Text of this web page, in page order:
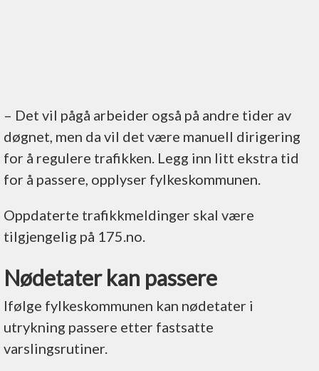
– Det vil pågå arbeider også på andre tider av
døgnet, men da vil det være manuell dirigering
for å regulere trafikken. Legg inn litt ekstra tid
for å passere, opplyser fylkeskommunen.
Oppdaterte trafikkmeldinger skal være
tilgjengelig på 175.no.
Nødetater kan passere
Ifølge fylkeskommunen kan nødetater i
utrykning passere etter fastsatte
varslingsrutiner.